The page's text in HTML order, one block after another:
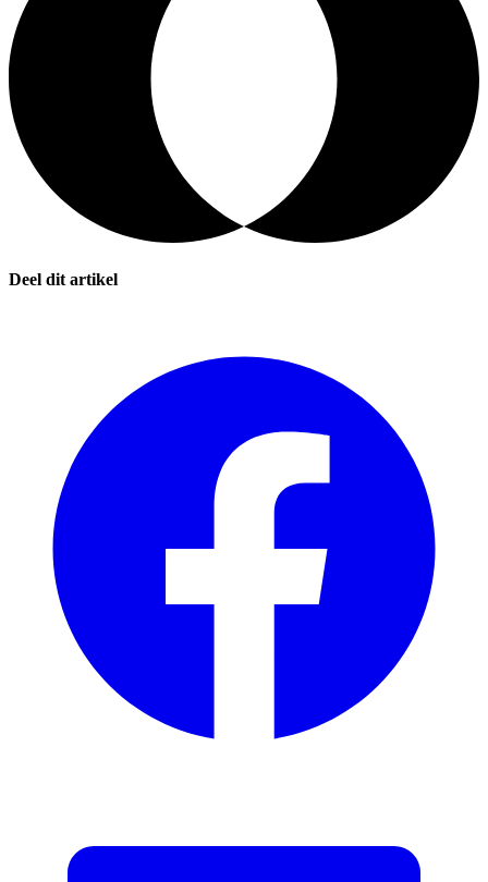
Deel dit artikel